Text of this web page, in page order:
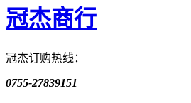
冠杰商行
冠杰订购热线：
0755-27839151